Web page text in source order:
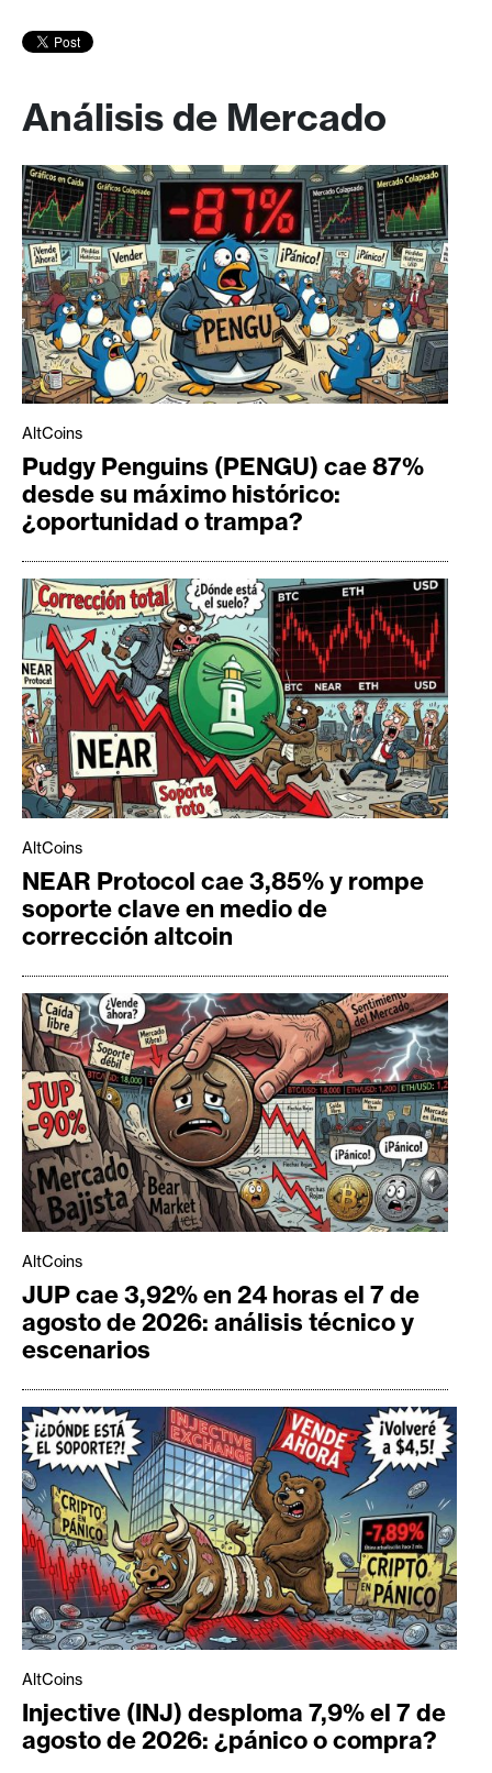
Análisis de Mercado
AltCoins
Pudgy Penguins (PENGU) cae 87%
desde su máximo histórico:
¿oportunidad o trampa?
AltCoins
NEAR Protocol cae 3,85% y rompe
soporte clave en medio de
corrección altcoin
AltCoins
JUP cae 3,92% en 24 horas el 7 de
agosto de 2026: análisis técnico y
escenarios
AltCoins
Injective (INJ) desploma 7,9% el 7 de
agosto de 2026: ¿pánico o compra?